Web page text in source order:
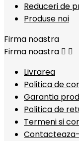
Reduceri de
Produse noi
Firma noastra
Firma noastra  
Livrarea
Politica de
Garantia
Politica de
Termeni si